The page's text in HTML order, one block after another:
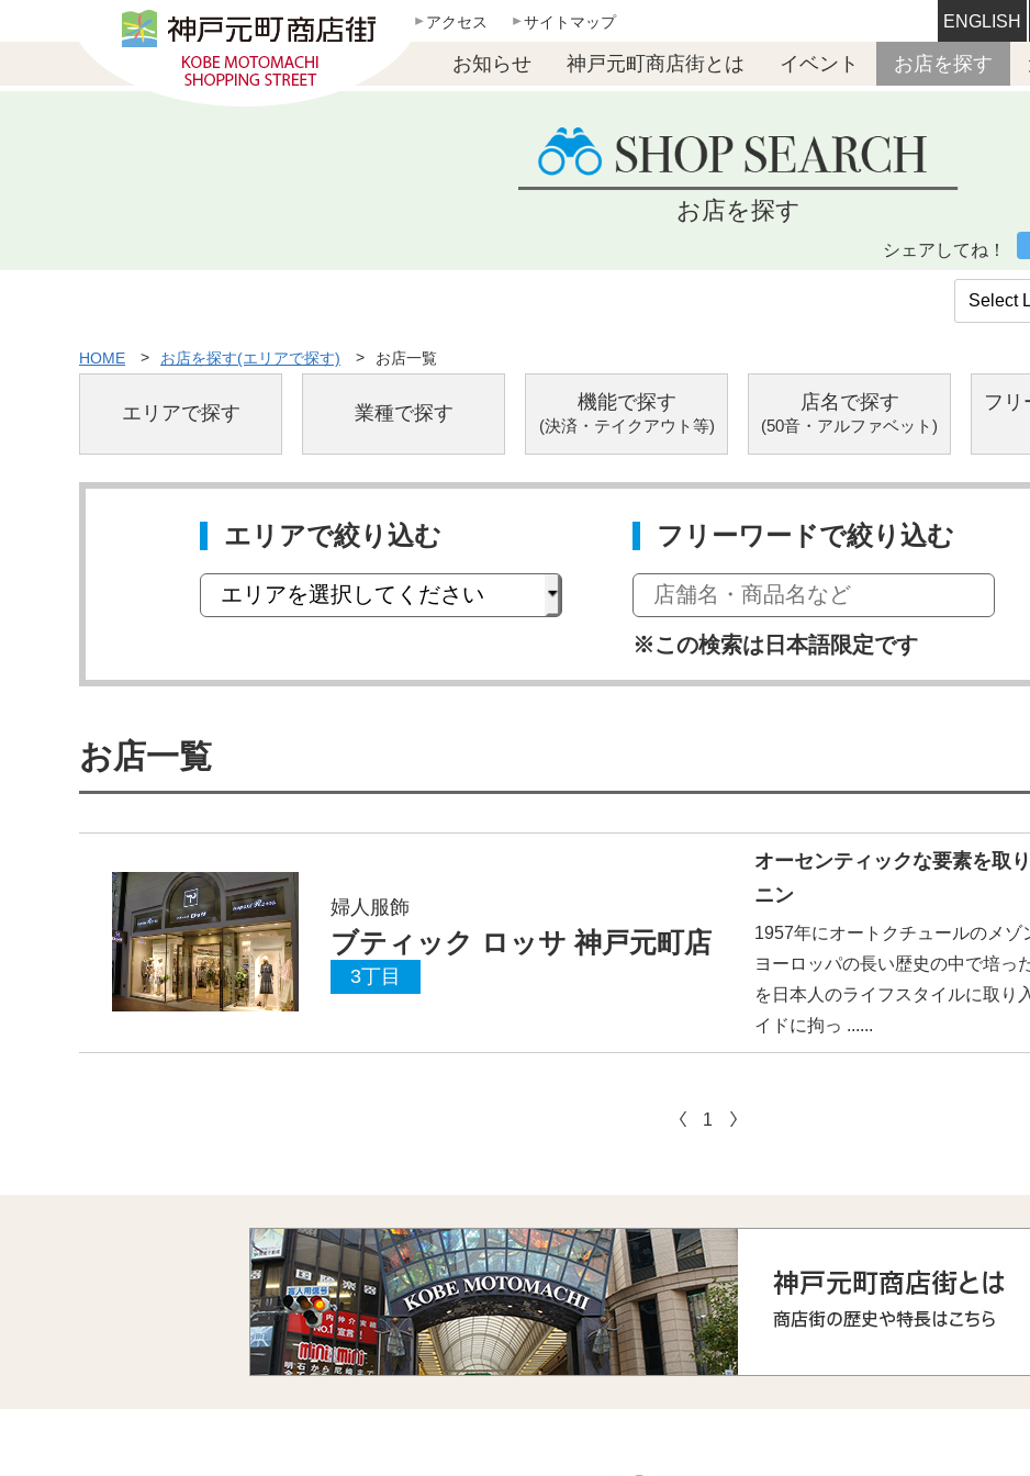
アクセス サイトマップ ENGLISH
お知らせ 神戸元町商店街とは イベント お店を探す
お店を探す
シェアしてね！
HOME お店を探す(エリアで探す) お店一覧
エリアで探す 業種で探す 機能で探す
(決済・テイクアウト等)
店名で探す
(50音・アルファベット)
フリ
エリアで絞り込む フリーワードで絞り込む
※この検索は日本語限定です
お店一覧
婦人服飾
ブティック ロッサ 神戸元町店
3丁目
オーセンティックな要素を取
ニン
1957年にオートクチュールのメゾ
ヨーロッパの長い歴史の中で培っ
を日本人のライフスタイルに取り
イドに拘っ ......
1